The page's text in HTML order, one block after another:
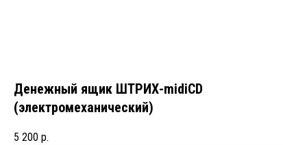
Денежный ящик ШТРИХ-midiCD
(электромеханический)
5 200 р.